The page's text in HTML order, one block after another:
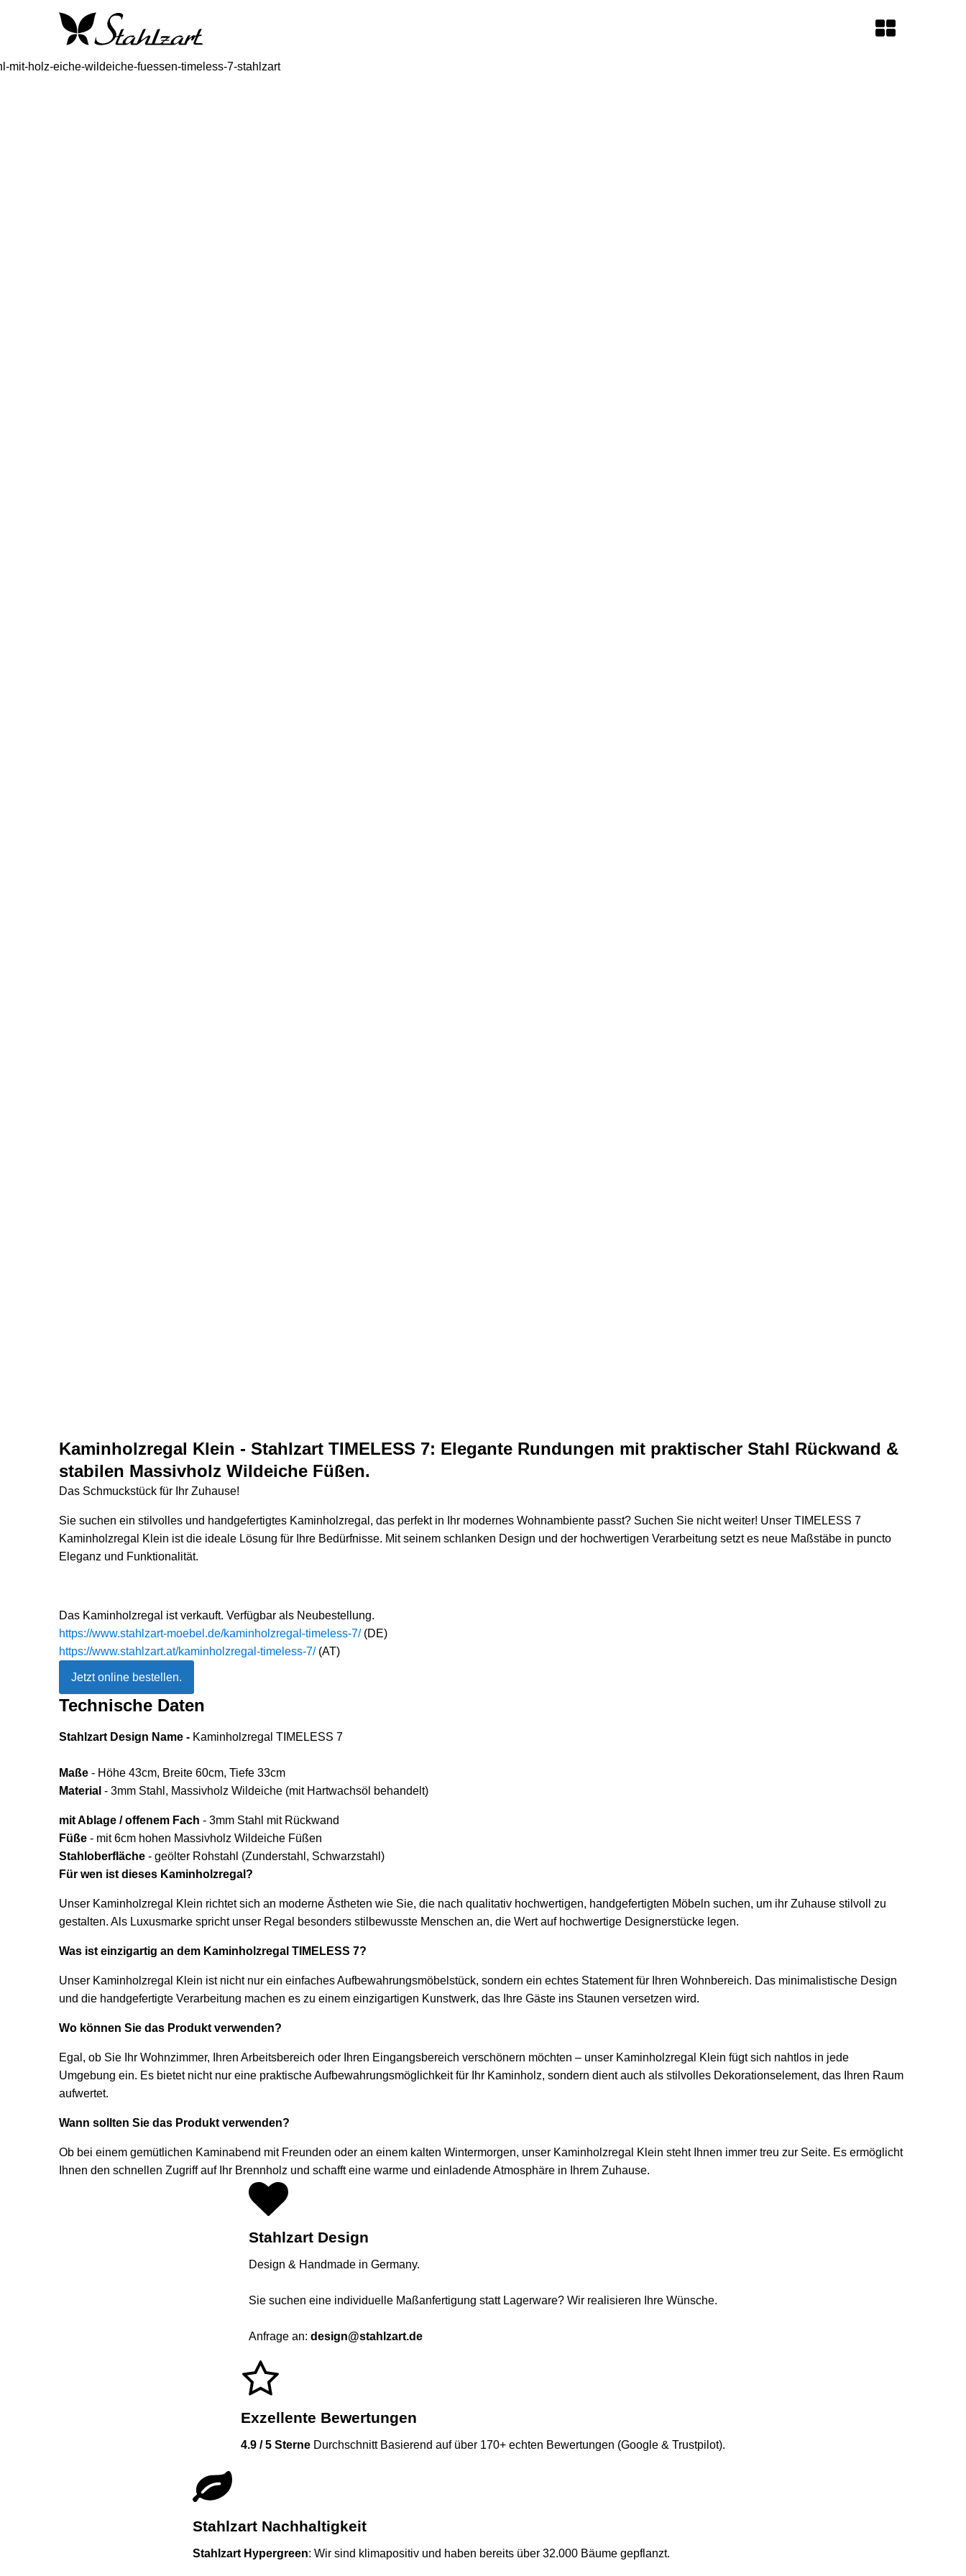
Kaminholzregal Klein - Stahlzart TIMELESS 7: Elegante Rundungen mit praktischer Stahl Rückwand &
stabilen Massivholz Wildeiche Füßen.
Das Schmuckstück für Ihr Zuhause!
Sie suchen ein stilvolles und handgefertigtes Kaminholzregal, das perfekt in Ihr modernes Wohnambiente passt? Suchen Sie nicht weiter! Unser TIMELESS 7
Kaminholzregal Klein ist die ideale Lösung für Ihre Bedürfnisse. Mit seinem schlanken Design und der hochwertigen Verarbeitung setzt es neue Maßstäbe in puncto
Eleganz und Funktionalität.
Das Kaminholzregal ist verkauft. Verfügbar als Neubestellung.
https://www.stahlzart-moebel.de/kaminholzregal-timeless-7/(DE)
https://www.stahlzart.at/kaminholzregal-timeless-7/(AT)
Jetzt online bestellen.
Technische Daten
Stahlzart Design Name - Kaminholzregal TIMELESS 7
Maße - Höhe 43cm, Breite 60cm, Tiefe 33cm
Material - 3mm Stahl, Massivholz Wildeiche (mit Hartwachsöl behandelt)
mit Ablage / offenem Fach - 3mm Stahl mit Rückwand
Füße - mit 6cm hohen Massivholz Wildeiche Füßen
Stahloberfläche - geölter Rohstahl (Zunderstahl, Schwarzstahl)
Für wen ist dieses Kaminholzregal?
Unser Kaminholzregal Klein richtet sich an moderne Ästheten wie Sie, die nach qualitativ hochwertigen, handgefertigten Möbeln suchen, um ihr Zuhause stilvoll zu
gestalten. Als Luxusmarke spricht unser Regal besonders stilbewusste Menschen an, die Wert auf hochwertige Designerstücke legen.
Was ist einzigartig an dem Kaminholzregal TIMELESS 7?
Unser Kaminholzregal Klein ist nicht nur ein einfaches Aufbewahrungsmöbelstück, sondern ein echtes Statement für Ihren Wohnbereich. Das minimalistische Design
und die handgefertigte Verarbeitung machen es zu einem einzigartigen Kunstwerk, das Ihre Gäste ins Staunen versetzen wird.
Wo können Sie das Produkt verwenden?
Egal, ob Sie Ihr Wohnzimmer, Ihren Arbeitsbereich oder Ihren Eingangsbereich verschönern möchten – unser Kaminholzregal Klein fügt sich nahtlos in jede
Umgebung ein. Es bietet nicht nur eine praktische Aufbewahrungsmöglichkeit für Ihr Kaminholz, sondern dient auch als stilvolles Dekorationselement, das Ihren Raum
aufwertet.
Wann sollten Sie das Produkt verwenden?
Ob bei einem gemütlichen Kaminabend mit Freunden oder an einem kalten Wintermorgen, unser Kaminholzregal Klein steht Ihnen immer treu zur Seite. Es ermöglicht
Ihnen den schnellen Zugriff auf Ihr Brennholz und schafft eine warme und einladende Atmosphäre in Ihrem Zuhause.
Stahlzart Design
Design & Handmade in Germany.
Sie suchen eine individuelle Maßanfertigung statt Lagerware? Wir realisieren Ihre Wünsche.
Anfrage an: design@stahlzart.de
Exzellente Bewertungen
4.9 / 5 Sterne Durchschnitt Basierend auf über 170+ echten Bewertungen (Google & Trustpilot).
Stahlzart Nachhaltigkeit
Stahlzart Hypergreen: Wir sind klimapositiv und haben bereits über 32.000 Bäume gepflanzt.